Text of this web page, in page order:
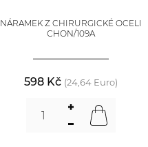
NÁRAMEK Z CHIRURGICKÉ OCELI
CHON/109A
598 Kč (24,64 Euro)